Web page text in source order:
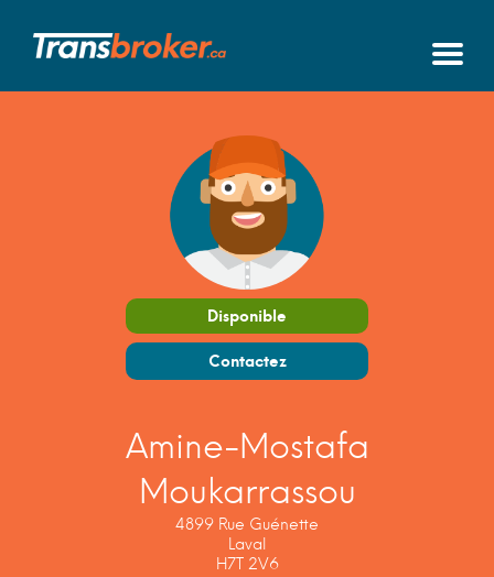
Disponible
Contactez
Amine-Mostafa
Moukarrassou
4899 Rue Guénette
Laval
H7T 2V6